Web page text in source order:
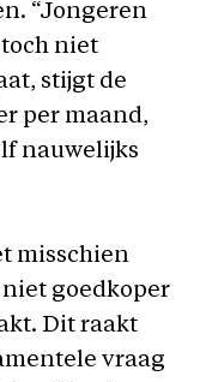
“Jongeren
niet
stijgt de
per maand,
nauwelijks
misschien
goedkoper
Dit raakt
vraag